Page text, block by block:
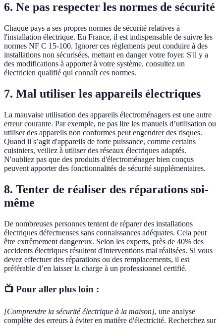
6. Ne pas respecter les normes de sécurité
Chaque pays a ses propres normes de sécurité relatives à
l'installation électrique. En France, il est indispensable de suivre les
normes NF C 15-100. Ignorer ces règlements peut conduire à des
installations non sécurisées, mettant en danger votre foyer. S'il y a
des modifications à apporter à votre système, consultez un
électricien qualifié qui connaît ces normes.
7. Mal utiliser les appareils électriques
La mauvaise utilisation des appareils électroménagers est une autre
erreur courante. Par exemple, ne pas lire les manuels d’utilisation ou
utiliser des appareils non conformes peut engendrer des risques.
Quand il s’agit d'appareils de forte puissance, comme certains
cuisiniers, veillez à utiliser des réseaux électriques adaptés.
N'oubliez pas que des produits d'électroménager bien conçus
peuvent apporter des fonctionnalités de sécurité supplémentaires.
8. Tenter de réaliser des réparations soi-
même
De nombreuses personnes tentent de réparer des installations
électriques défectueuses sans connaissances adéquates. Cela peut
être extrêmement dangereux. Selon les experts, près de 40% des
accidents électriques résultent d'interventions mal réalisées. Si vous
devez effectuer des réparations ou des remplacements, il est
préférable d’en laisser la charge à un professionnel certifié.
📺 Pour aller plus loin :
[Comprendre la sécurité électrique à la maison], une analyse
complète des erreurs à éviter en matière d'électricité. Recherchez sur